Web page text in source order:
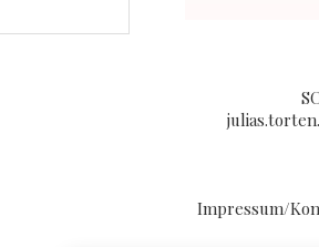
Impressum/